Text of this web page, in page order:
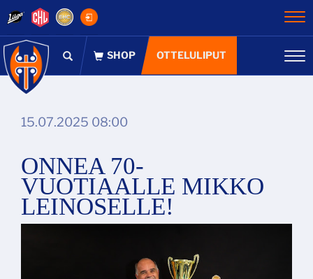
OTTELULIPUT
15.07.2025 08:00
ONNEA 70-
VUOTIAALLE MIKKO
LEINOSELLE!